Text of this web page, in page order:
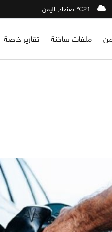
21℃ صنعاء, اليمن
ملفات ساخنة تقارير خاصة